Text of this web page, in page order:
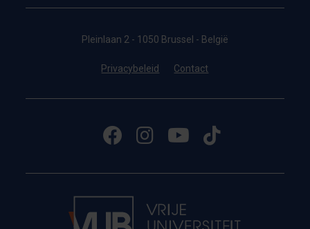
Pleinlaan 2 - 1050 Brussel - België
Privacybeleid Contact